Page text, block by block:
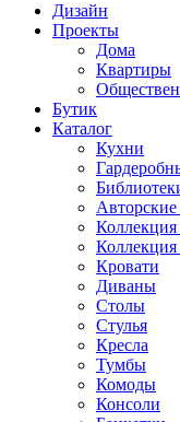
Дизайн
Проекты
Дома
Квартиры
Бутик
Каталог
Кухни
Коллекция
Коллекция
Кровати
Диваны
Столы
Стулья
Кресла
Тумбы
Комоды
Консоли